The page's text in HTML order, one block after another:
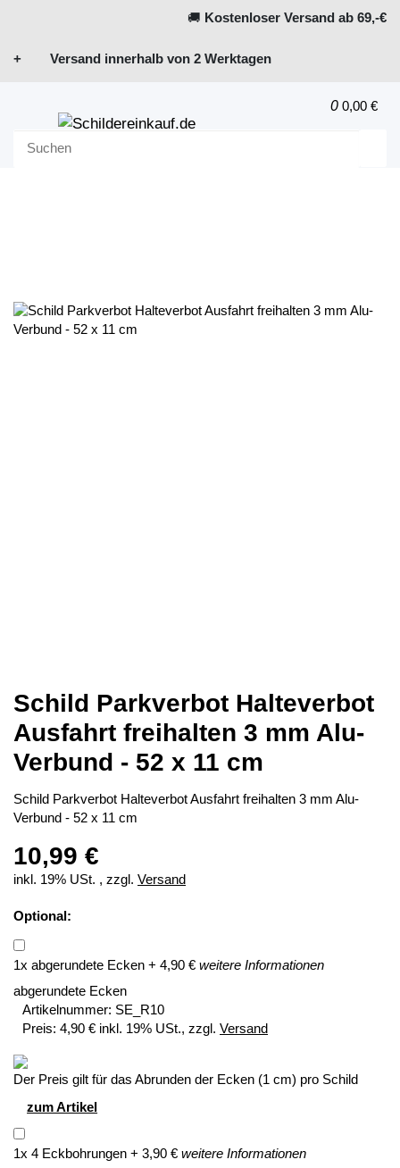
🚚 Kostenloser Versand ab 69,-€
+ Versand innerhalb von 2 Werktagen
0 0,00 €
Schild Parkverbot Halteverbot
Ausfahrt freihalten 3 mm Alu-
Verbund - 52 x 11 cm
Schild Parkverbot Halteverbot Ausfahrt freihalten 3 mm Alu-
Verbund - 52 x 11 cm
10,99 €
inkl. 19% USt. , zzgl. Versand
Optional:
1x abgerundete Ecken + 4,90 € weitere Informationen
abgerundete Ecken
Artikelnummer: SE_R10
Preis: 4,90 € inkl. 19% USt., zzgl. Versand
Der Preis gilt für das Abrunden der Ecken (1 cm) pro Schild
zum Artikel
1x 4 Eckbohrungen + 3,90 € weitere Informationen